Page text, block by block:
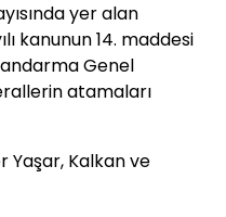
yer alan
kanunun 14. maddesi
Genel
atamaları
Yaşar, Kalkan ve